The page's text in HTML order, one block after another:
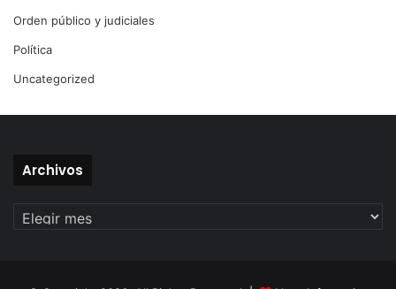
Orden público y judiciales
Política
Uncategorized
Archivos